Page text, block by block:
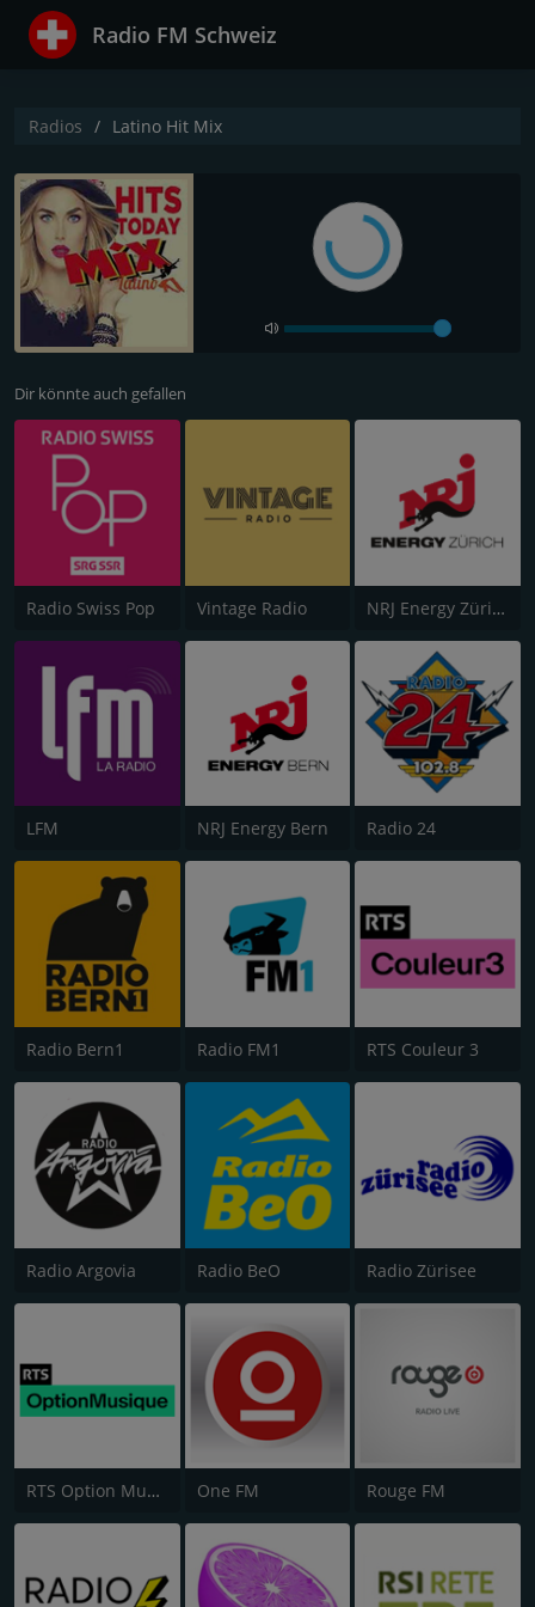
Radio FM Schweiz
Radios Latino Hit Mix
Dir könnte auch gefallen
Radio Swiss Pop Vintage Radio NRJ Energy Zürich
LFM NRJ Energy Bern Radio 24
Radio Bern1 Radio FM1 RTS Couleur 3
Radio Argovia Radio BeO Radio Zürisee
RTS Option Musique One FM Rouge FM